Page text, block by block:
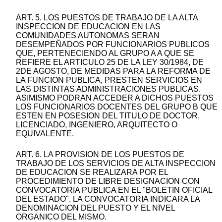
ART. 5. LOS PUESTOS DE TRABAJO DE LA ALTA
INSPECCION DE EDUCACION EN LAS
COMUNIDADES AUTONOMAS SERAN
DESEMPEÑADOS POR FUNCIONARIOS PUBLICOS
QUE, PERTENECIENDO AL GRUPO A A QUE SE
REFIERE EL ARTICULO 25 DE LA LEY 30/1984, DE
2DE AGOSTO, DE MEDIDAS PARA LA REFORMA DE
LA FUNCION PUBLICA, PRESTEN SERVICIOS EN
LAS DISTINTAS ADMINISTRACIONES PUBLICAS.
ASIMISMO PODRAN ACCEDER A DICHOS PUESTOS
LOS FUNCIONARIOS DOCENTES DEL GRUPO B QUE
ESTEN EN POSESION DEL TITULO DE DOCTOR,
LICENCIADO, INGENIERO, ARQUITECTO O
EQUIVALENTE.
ART. 6. LA PROVISION DE LOS PUESTOS DE
TRABAJO DE LOS SERVICIOS DE ALTA INSPECCION
DE EDUCACION SE REALIZARA POR EL
PROCEDIMIENTO DE LIBRE DESIGNACION CON
CONVOCATORIA PUBLICA EN EL "BOLETIN OFICIAL
DEL ESTADO". LA CONVOCATORIA INDICARA LA
DENOMINACION DEL PUESTO Y EL NIVEL
ORGANICO DEL MISMO.